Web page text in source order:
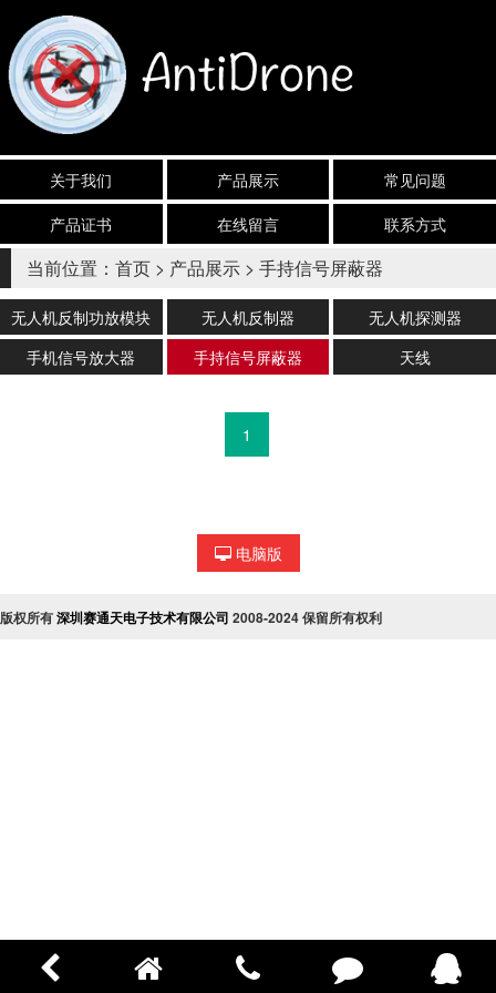
关于我们 产品展示
常见问题
产品证书
在线留言 联系方式
当前位置： 首页 > 产品展示 > 手持信号屏蔽器
无人机反制功放模块 无人机反制器
无人机探测器
手机信号放大器
手持信号屏蔽器 天线
1
电脑版
版权所有深圳赛通天电子技术有限公司 2008-2024 保留所有权利